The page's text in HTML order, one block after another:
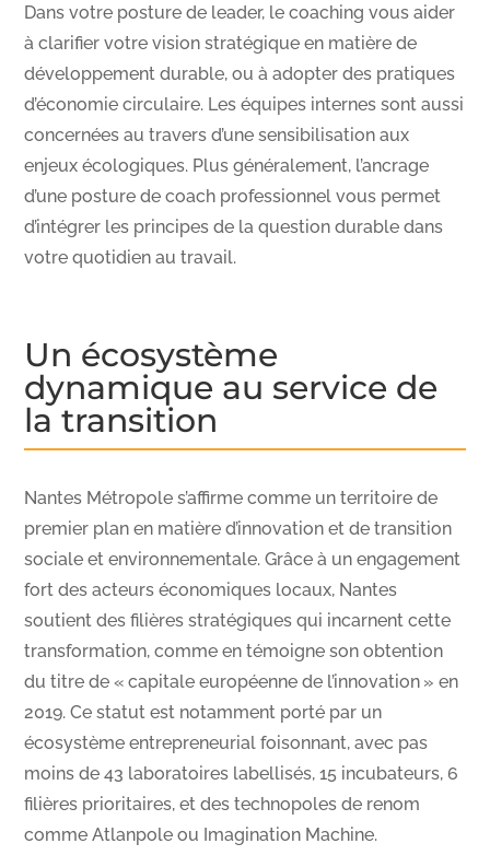
Dans votre posture de leader, le coaching vous aider
à clarifier votre vision stratégique en matière de
développement durable, ou à adopter des pratiques
d’économie circulaire. Les équipes internes sont aussi
concernées au travers d’une sensibilisation aux
enjeux écologiques. Plus généralement, l’ancrage
d’une posture de coach professionnel vous permet
d’intégrer les principes de la question durable dans
votre quotidien au travail.
Un écosystème
dynamique au service de
la transition
Nantes Métropole s’affirme comme un territoire de
premier plan en matière d’innovation et de transition
sociale et environnementale. Grâce à un engagement
fort des acteurs économiques locaux, Nantes
soutient des filières stratégiques qui incarnent cette
transformation, comme en témoigne son obtention
du titre de « capitale européenne de l’innovation » en
2019. Ce statut est notamment porté par un
écosystème entrepreneurial foisonnant, avec pas
moins de 43 laboratoires labellisés, 15 incubateurs, 6
filières prioritaires, et des technopoles de renom
comme Atlanpole ou Imagination Machine.